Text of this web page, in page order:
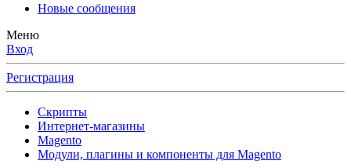
Новые сообщения
Меню
Вход
Регистрация
Скрипты
Интернет-магазины
Magento
Модули, плагины и компоненты для Magento